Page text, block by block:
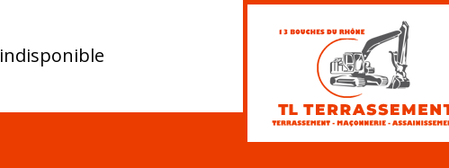
indisponible